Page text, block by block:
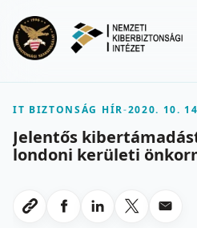
IT BIZTONSÁG HÍR-2020. 10.
Jelentős
londoni kerületi
Link masolasa
MegosztasMegosztasMegosztas